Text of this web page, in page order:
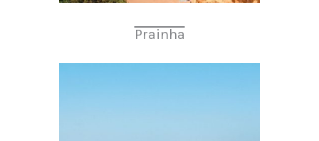
Prainha